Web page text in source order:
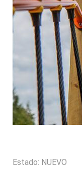
Estado: NUEVO